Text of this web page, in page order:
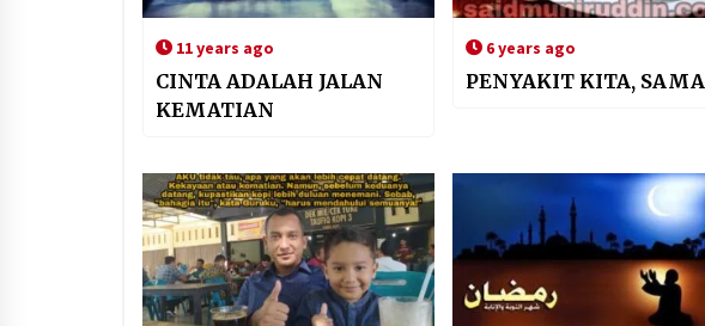
11 years ago
CINTA ADALAH JALAN
KEMATIAN
6 years ago
PENYAKIT KITA, SAMA